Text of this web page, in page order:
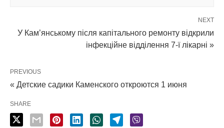
NEXT
У Кам’янському після капітального ремонту відкрили
інфекційне відділення 7-ї лікарні »
PREVIOUS
« Детские садики Каменского откроются 1 июня
SHARE